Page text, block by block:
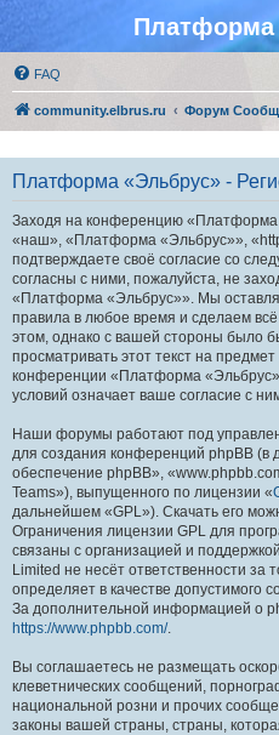
Платформа
FAQ
community.elbrus.ru Форум
Платформа «Эльбрус» -
Заходя на конференцию
«наш», «Платформа «Эльбрус»»,
подтверждаете своё согласие со
согласны с ними, пожалуйста, не
«Платформа «Эльбрус»». Мы
правила в любое время и сделаем
этом, однако с вашей стороны было
просматривать этот текст на
конференции «Платформа
условий означает ваше согласие с
Наши форумы работают под
для создания конференций phpBB
обеспечение phpBB»,
Teams»), выпущенного по лицензии «
дальнейшем «GPL»). Скачать его
Ограничения лицензии GPL для
связаны с организацией и
Limited не несёт ответственности
определяет в качестве допустимого
За дополнительной информацией о
https://www.phpbb.com/.
Вы соглашаетесь не размещать
клеветнических сообщений,
национальной розни и прочих
законы вашей страны, страны,